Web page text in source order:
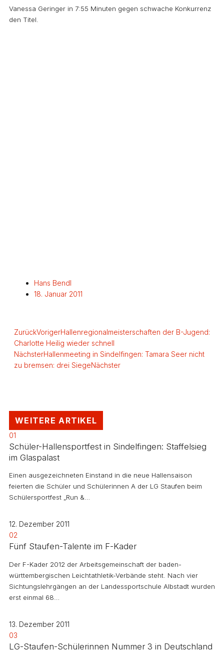
Vanessa Geringer in 7:55 Minuten gegen schwache Konkurrenz
den Titel.
Hans Bendl
18. Januar 2011
ZurückVorigerHallenregionalmeisterschaften der B-Jugend:
Charlotte Heilig wieder schnell
NächsterHallenmeeting in Sindelfingen: Tamara Seer nicht
zu bremsen: drei SiegeNächster
WEITERE ARTIKEL
01
Schüler-Hallensportfest in Sindelfingen: Staffelsieg
im Glaspalast
Einen ausgezeichneten Einstand in die neue Hallensaison
feierten die Schüler und Schülerinnen A der LG Staufen beim
Schülersportfest „Run &…
12. Dezember 2011
02
Fünf Staufen-Talente im F-Kader
Der F-Kader 2012 der Arbeitsgemeinschaft der baden-
württembergischen Leichtathletik-Verbände steht. Nach vier
Sichtungslehrgängen an der Landessportschule Albstadt wurden
erst einmal 68…
13. Dezember 2011
03
LG-Staufen-Schülerinnen Nummer 3 in Deutschland